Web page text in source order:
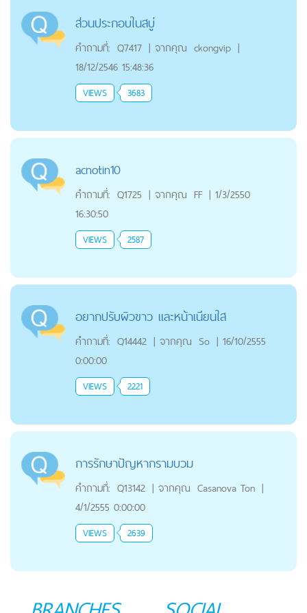
ส่วนประกอบในสบู่
คำถามที่: Q7417 | จากคุณ ckongvip |
18/12/2546 15:48:36
VIEWS 3683
acnotin10
คำถามที่: Q1725 | จากคุณ FF | 1/3/2550
16:30:50
VIEWS 2587
อยากปรับผิวขาว และหน้าเนียนใส
คำถามที่: Q14442 | จากคุณ So | 16/10/2555
0:00:00
VIEWS 2221
การรักษาปัญหากรามบวม
คำถามที่: Q13142 | จากคุณ Casanova Ton |
4/1/2555 0:00:00
VIEWS 2639